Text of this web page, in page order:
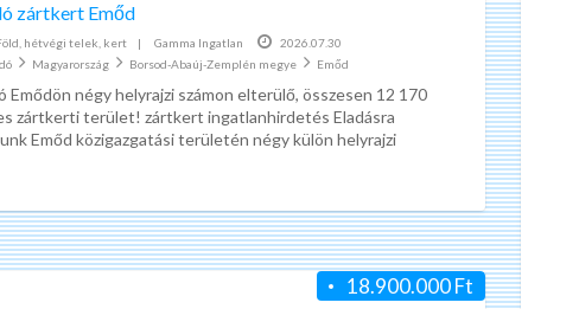
zártkert Emőd
hétvégi telek, kert | Gamma Ingatlan
2026.07.30
Magyarország Borsod-Abaúj-Zemplén megye Emőd
Emődön négy helyrajzi számon elterülő, összesen 12 170
zártkerti terület! zártkert ingatlanhirdetés Eladásra
Emőd közigazgatási területén négy külön helyrajzi
18.900.000 Ft